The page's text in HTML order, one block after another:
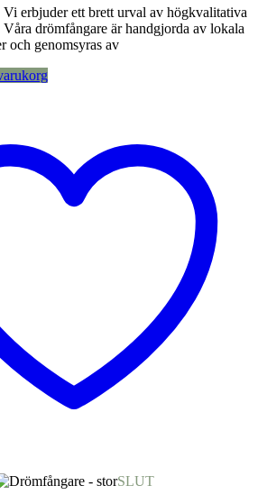
erbjuder ett brett urval av högkvalitativa
drömfångare är handgjorda av lokala
och genomsyras av
SLUT